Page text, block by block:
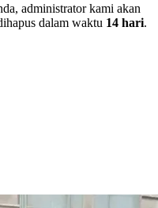
administrator kami akan
dalam waktu 14 hari.